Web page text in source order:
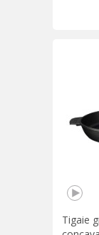
Tigaie